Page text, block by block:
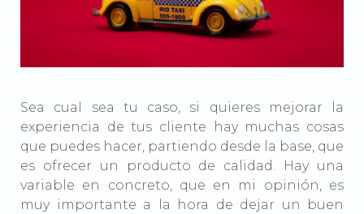
Sea cual sea tu caso, si quieres mejorar la
experiencia de tus cliente hay muchas cosas
que puedes hacer, partiendo desde la base, que
es ofrecer un producto de calidad. Hay una
variable en concreto, que en mi opinión, es
muy importante a la hora de dejar un buen